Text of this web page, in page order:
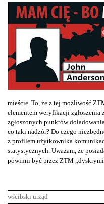
mieście. To, że z tej możliwość
elementem weryfikacji
zgłoszonych punktów
co taki nadzór? Do czego
z profilem użytkownika
statystycznych. Uważam, że
powinni być przez ZTM
wścibski urząd